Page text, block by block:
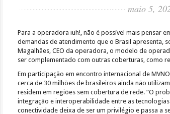
maio 5,
Para a operadora iuh!, não é possível mais pensar
demandas de atendimento que o Brasil apresenta,
Magalhães, CEO da operadora, o modelo de
ser complementado com outras coberturas, como
Em participação em encontro internacional de
cerca de 30 milhões de brasileiros ainda não
residem em regiões sem cobertura de rede. “O
integração e interoperabilidade entre as
conectividade deixa de ser um privilégio e passa a